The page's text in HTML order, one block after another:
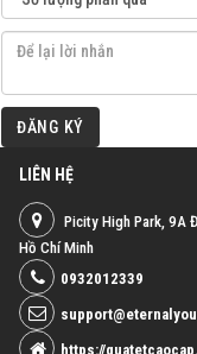
ĐĂNG KÝ
LIÊN HỆ
Picity High Park, 9A
Hồ Chí Minh
0932012339
https://